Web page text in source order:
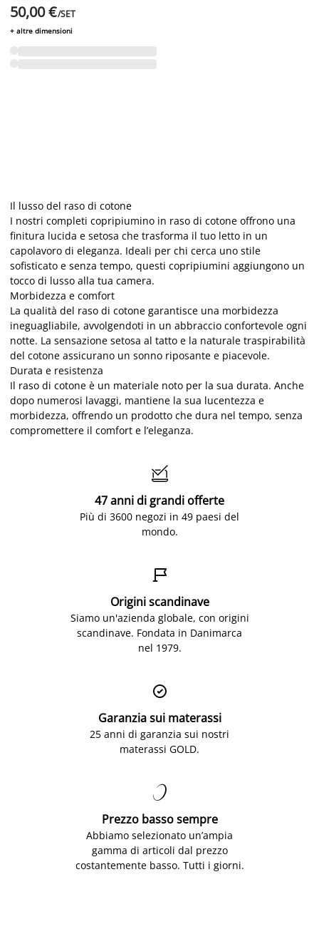
50,00 €/SET
+ altre dimensioni
Il lusso del raso di cotone
I nostri completi copripiumino in raso di cotone offrono una
finitura lucida e setosa che trasforma il tuo letto in un
capolavoro di eleganza. Ideali per chi cerca uno stile
sofisticato e senza tempo, questi copripiumini aggiungono un
tocco di lusso alla tua camera.
Morbidezza e comfort
La qualità del raso di cotone garantisce una morbidezza
ineguagliabile, avvolgendoti in un abbraccio confortevole ogni
notte. La sensazione setosa al tatto e la naturale traspirabilità
del cotone assicurano un sonno riposante e piacevole.
Durata e resistenza
Il raso di cotone è un materiale noto per la sua durata. Anche
dopo numerosi lavaggi, mantiene la sua lucentezza e
morbidezza, offrendo un prodotto che dura nel tempo, senza
compromettere il comfort e l’eleganza.

47 anni di grandi offerte
Più di 3600 negozi in 49 paesi del
mondo.

Origini scandinave
Siamo un'azienda globale, con origini
scandinave. Fondata in Danimarca
nel 1979.

Garanzia sui materassi
25 anni di garanzia sui nostri
materassi GOLD.

Prezzo basso sempre
Abbiamo selezionato un’ampia
gamma di articoli dal prezzo
costantemente basso. Tutti i giorni.